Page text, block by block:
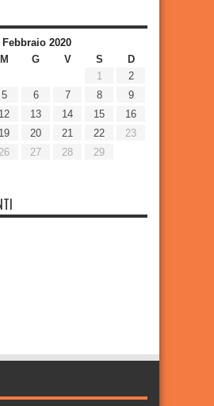
Febbraio 2020
M G V S
D
1
2
5 6 7 8
9
12 13 14 15
16
19 20 21 22
23
27 28
29